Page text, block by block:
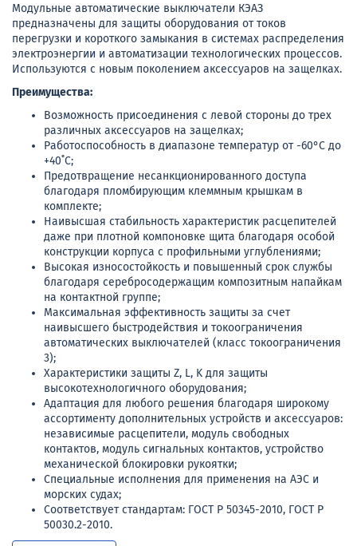
Модульные автоматические выключатели КЭАЗ
предназначены для защиты оборудования от токов
перегрузки и короткого замыкания в системах распределения
электроэнергии и автоматизации технологических процессов.
Используются с новым поколением аксессуаров на защелках.
Преимущества:
Возможность присоединения с левой стороны до трех
различных аксессуаров на защелках;
Работоспособность в диапазоне температур от -60°C до
+40˚C;
Предотвращение несанкционированного доступа
благодаря пломбирующим клеммным крышкам в
комплекте;
Наивысшая стабильность характеристик расцепителей
даже при плотной компоновке щита благодаря особой
конструкции корпуса с профильными углублениями;
Высокая износостойкость и повышенный срок службы
благодаря серебросодержащим композитным напайкам
на контактной группе;
Максимальная эффективность защиты за счет
наивысшего быстродействия и токоограничения
автоматических выключателей (класс токоограничения
3);
Характеристики защиты Z, L, K для защиты
высокотехнологичного оборудования;
Адаптация для любого решения благодаря широкому
ассортименту дополнительных устройств и аксессуаров:
независимые расцепители, модуль свободных
контактов, модуль сигнальных контактов, устройство
механической блокировки рукоятки;
Специальные исполнения для применения на АЭС и
морских судах;
Соответствует стандартам: ГОСТ Р 50345-2010, ГОСТ Р
50030.2-2010.